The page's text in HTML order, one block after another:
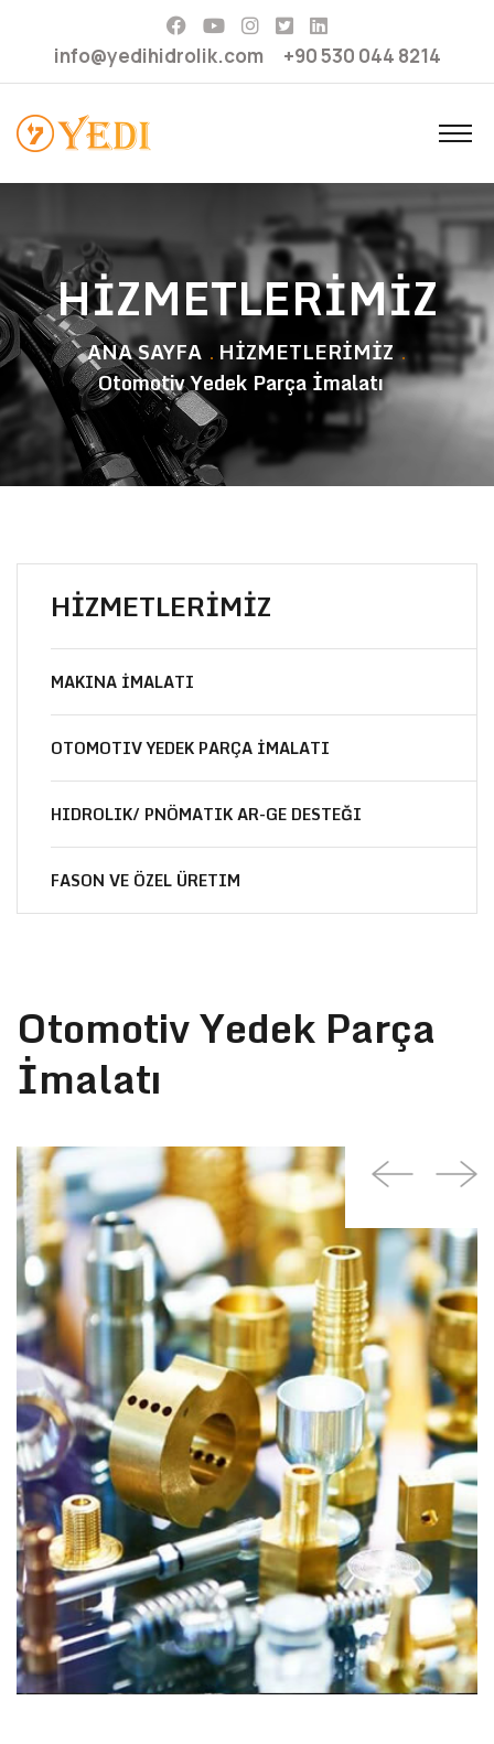
info@yedihidrolik.com +90 530 044 8214
HİZMETLERİMİZ
ANA SAYFA HİZMETLERİMİZ
Otomotiv Yedek Parça İmalatı
HİZMETLERİMİZ
MAKINA İMALATI
OTOMOTIV YEDEK PARÇA İMALATI
HIDROLIK/ PNÖMATIK AR-GE DESTEĞI
FASON VE ÖZEL ÜRETIM
Otomotiv Yedek Parça
İmalatı